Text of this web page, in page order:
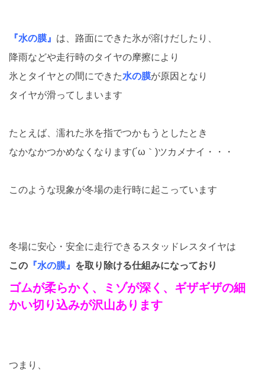
『水の膜』 は、路面にできた氷が溶けだしたり、
降雨などや走行時のタイヤの摩擦により
氷とタイヤとの間にできた水の膜が原因となり
タイヤが滑ってしまいます
たとえば、濡れた氷を指でつかもうとしたとき
なかなかつかめなくなります(´ω｀)ツカメナイ・・・
このような現象が冬場の走行時に起こっています
冬場に安心・安全に走行できるスタッドレスタイヤは
この 『水の膜』 を取り除ける仕組みになっており
ゴムが柔らかく、ミゾが深く、ギザギザの細
かい切り込みが沢山あります
つまり、